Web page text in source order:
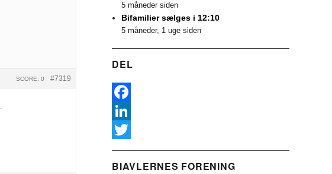
#7319
SCORE: 0
5 måneder siden
Bifamilier sælges i 12:10
5 måneder, 1 uge siden
DEL
F
a
e
L
nw
BIAVLERNES FORENING